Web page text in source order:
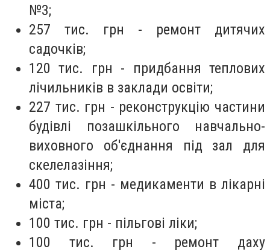
№3;
257 тис. грн - ремонт дитячих
садочків;
120 тис. грн - придбання теплових
лічильників в заклади освіти;
227 тис. грн - реконструкцію частини
будівлі позашкільного навчально-
виховного об'єднання під зал для
скелелазіння;
400 тис. грн - медикаменти в лікарні
міста;
100 тис. грн - пільгові ліки;
100 тис. грн - ремонт даху